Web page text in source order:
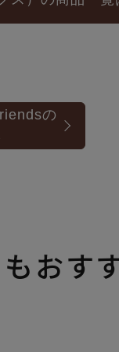
の
おす